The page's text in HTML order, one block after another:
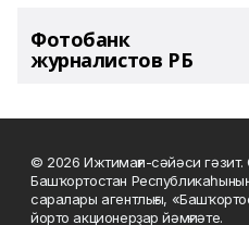
Фотобанк
журналистов РБ
© 2026 Ижтимағи-сәйәси
Башҡортостан
саралары агентлығы,
йорто акционерҙар йәмғиәте.